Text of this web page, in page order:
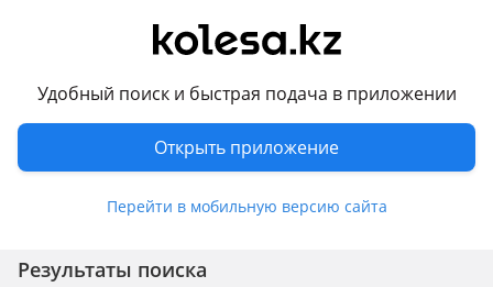
Удобный поиск и быстрая подача в приложении
Открыть приложение
Перейти в мобильную версию сайта
5
Toyota Land Cruiser 2007 - 2012 J200 оригинал
Алматы
20 2
Результаты поиска